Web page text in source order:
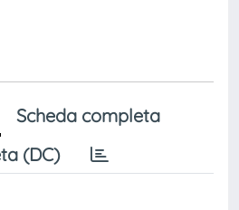
Scheda completa
(DC)